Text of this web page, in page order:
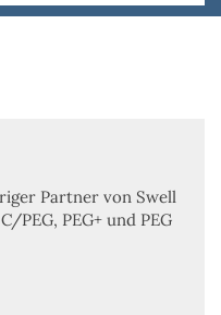
Partner von Swell
PEG, PEG+ und PEG